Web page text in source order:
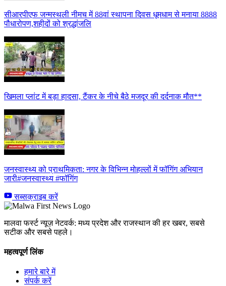
सीआरपीएफ जन्मस्थली नीमच में 88वां स्थापना दिवस धूमधाम से मनाया 8888
पौधारोपण,शहीदों को श्रद्धांजलि
खिमला प्लांट में बड़ा हादसा, टैंकर के नीचे बैठे मजदूर की दर्दनाक मौत**
जनस्वास्थ्य को प्राथमिकता: नगर के विभिन्न मोहल्लों में फॉगिंग अभियान
जारी#जनस्वास्थ्य #फॉगिंग
सब्सक्राइब करें
मालवा फर्स्ट न्यूज़ नेटवर्क: मध्य प्रदेश और राजस्थान की हर खबर, सबसे
सटीक और सबसे पहले।
महत्वपूर्ण लिंक
हमारे बारे में
संपर्क करें